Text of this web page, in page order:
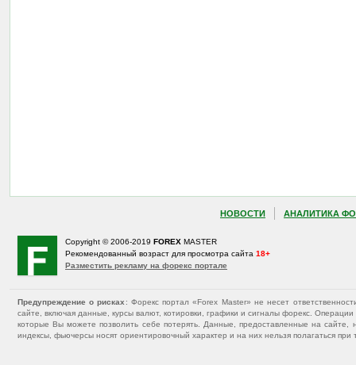
НОВОСТИ АНАЛИТИКА
Copyright © 2006-2019 FOREX MASTER
Рекомендованный возраст для просмотра сайта 18+
Разместить рекламу на форекс портале
Предупреждение о рисках : Форекс портал «Forex Master» не несет
сайте, включая данные, курсы валют, котировки, графики и сигналы форекс.
которые Вы можете позволить себе потерять. Данные, предоставленные на
индексы, фьючерсы носят ориентировочный характер и на них нельзя полагаться при